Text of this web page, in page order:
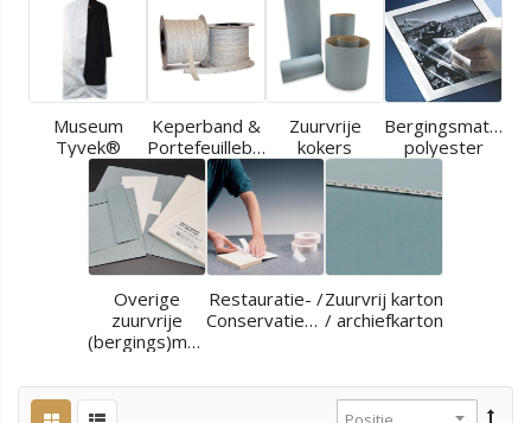
Museum
Tyvek®
Keperband &
Portefeuilleband
Zuurvrije
kokers
polyester
Overige
zuurvrije
(bergings)materialen
Restauratie- /
Conservatiematerialen
Zuurvrij karton
/ archiefkarton